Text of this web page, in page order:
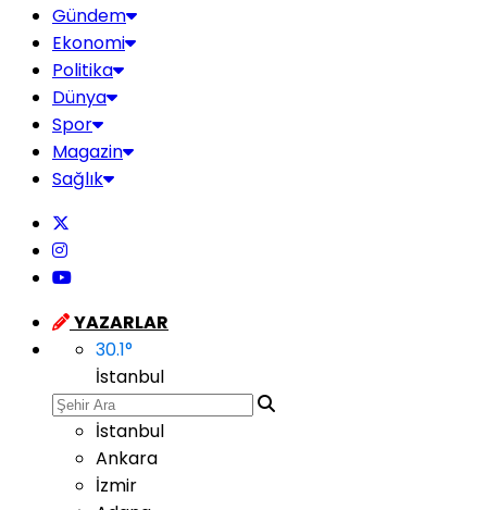
Gündem
Ekonomi
Politika
Dünya
Spor
Magazin
Sağlık
YAZARLAR
30.1°
İstanbul
İstanbul
Ankara
İzmir